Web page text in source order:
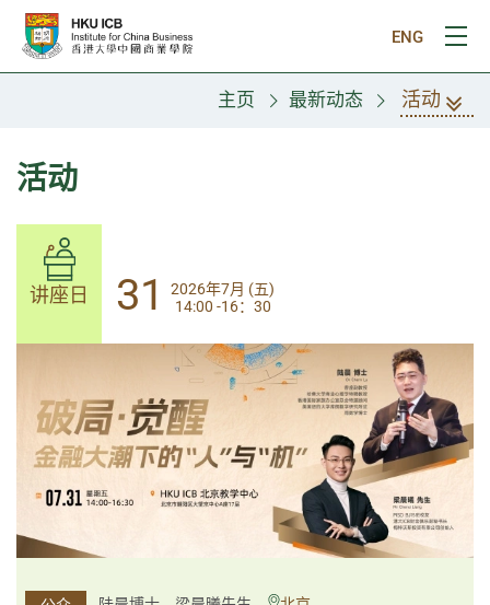
跳往主要内容
ENG
打
主页 最新动态 活动
活动
讲座日 31
2026年7月 (五)
14:00-17:30
讲座日 31
2026年7月 (五)
14:00 -16：30